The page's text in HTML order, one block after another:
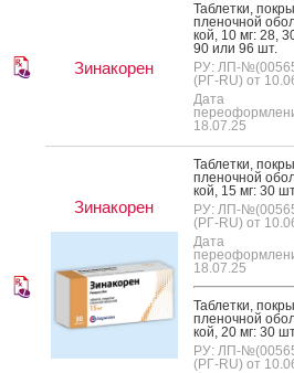
Зинакорен
Таб­летки,
пле­ноч­ной
кой, 10 мг: 28,
90 или 96 шт.
РУ: ЛП-
(РГ-RU) от
Дата
18.07.25
Зинакорен
Таб­летки,
пле­ноч­ной
кой, 15 мг: 30
РУ: ЛП-
(РГ-RU) от
Дата
18.07.25
Таб­летки,
пле­ноч­ной
кой, 20 мг: 30
РУ: ЛП-
(РГ-RU) от